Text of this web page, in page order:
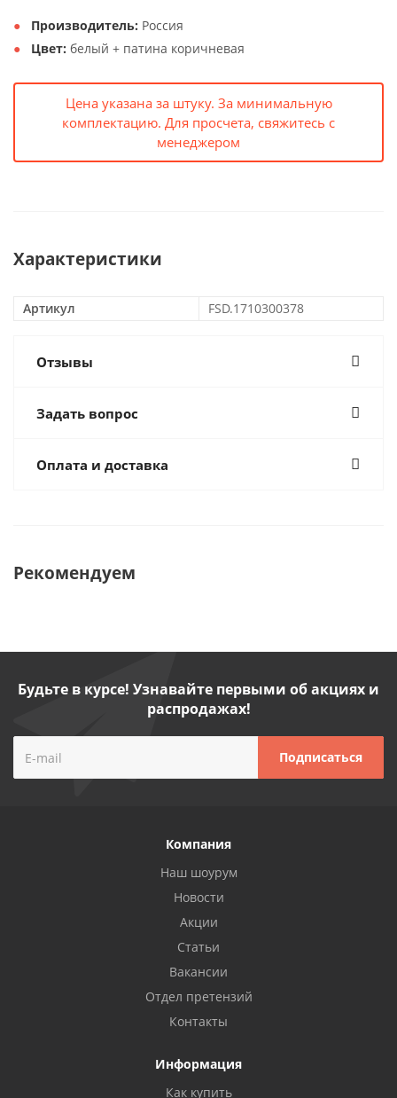
Производитель: Россия
Цвет: белый + патина коричневая
Цена указана за штуку. За минимальную
комплектацию. Для просчета, свяжитесь с
менеджером
Характеристики
Артикул FSD.1710300378
Отзывы
Задать вопрос
Оплата и доставка
Рекомендуем
Будьте в курсе! Узнавайте первыми об акциях и
распродажах!
Компания
Наш шоурум
Новости
Акции
Статьи
Вакансии
Отдел претензий
Контакты
Информация
Как купить